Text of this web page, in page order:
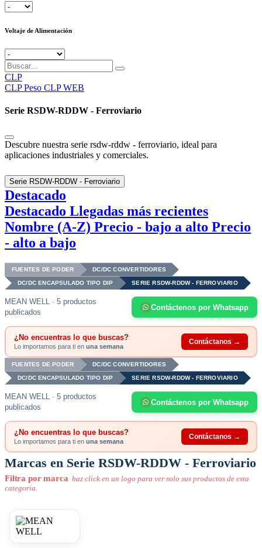
Voltaje de Alimentación
CLP
CLP Peso CLP WEB
Serie RSDW-RDDW - Ferroviario
Descubre nuestra serie rsdw-rddw - ferroviario, ideal para
aplicaciones industriales y comerciales.
Serie RSDW-RDDW - Ferroviario
Destacado
Destacado Llegadas más recientes
Nombre (A-Z) Precio - bajo a alto Precio
- alto a bajo
FUENTES DE PODER DC/DC CONVERTIDORES
DC/DC ENCAPSULADO TIPO DIP SERIE RSDW-RDDW - FERROVIARIO
MEAN WELL · 5 productos
publicados
Contáctenos por Whatsapp
¿No encuentras lo que buscas?
Lo importamos para ti en una semana
Contáctanos →
FUENTES DE PODER DC/DC CONVERTIDORES
DC/DC ENCAPSULADO TIPO DIP SERIE RSDW-RDDW - FERROVIARIO
MEAN WELL · 5 productos
publicados
Contáctenos por Whatsapp
¿No encuentras lo que buscas?
Lo importamos para ti en una semana
Contáctanos →
Marcas en Serie RSDW-RDDW - Ferroviario
Filtra por marca haz click en un logo para ver solo sus productos de esta
categoria.